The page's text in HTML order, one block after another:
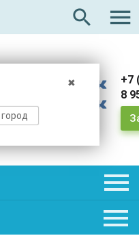
search 
✖
+7
8

